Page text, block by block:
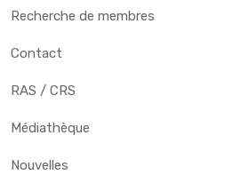
Recherche de membres
Contact
RAS / CRS
Médiathèque
Nouvelles